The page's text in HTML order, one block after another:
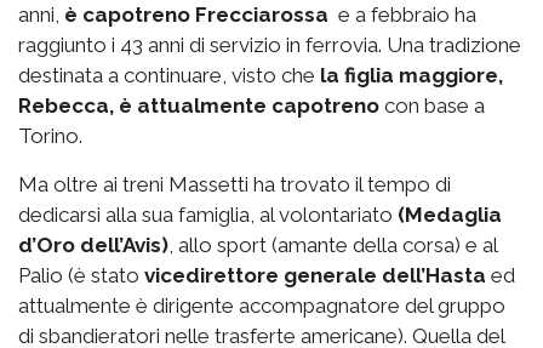
anni, è capotreno Frecciarossa e a febbraio ha
raggiunto i 43 anni di servizio in ferrovia. Una tradizione
destinata a continuare, visto che la figlia maggiore,
Rebecca, è attualmente capotreno con base a
Torino.
Ma oltre ai treni Massetti ha trovato il tempo di
dedicarsi alla sua famiglia, al volontariato (Medaglia
d’Oro dell’Avis) , allo sport (amante della corsa) e al
Palio (è stato vicedirettore generale dell’Hasta ed
attualmente è dirigente accompagnatore del gruppo
di sbandieratori nelle trasferte americane). Quella del